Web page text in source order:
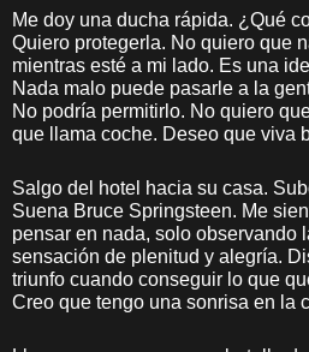
Me doy una ducha rápida. ¿Qué
Quiero protegerla. No quiero que
mientras esté a mi lado. Es una
Nada malo puede pasarle a la
No podría permitirlo. No quiero
que llama coche. Deseo que viva
Salgo del hotel hacia su casa.
Suena Bruce Springsteen. Me
pensar en nada, solo observando
sensación de plenitud y alegría.
triunfo cuando conseguir lo que
Creo que tengo una sonrisa en la